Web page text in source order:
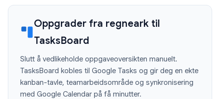
Oppgrader fra regneark til
TasksBoard
Slutt å vedlikeholde oppgaveoversikten manuelt.
TasksBoard kobles til Google Tasks og gir deg en ekte
kanban-tavle, teamarbeidsområde og synkronisering
med Google Calendar på få minutter.